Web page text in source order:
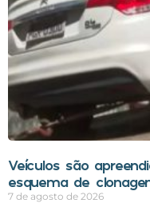
Veículos são
esquema de
7 de agosto de 2026